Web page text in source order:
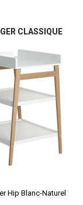
CLASSIQUE
Hip Blanc-Naturel